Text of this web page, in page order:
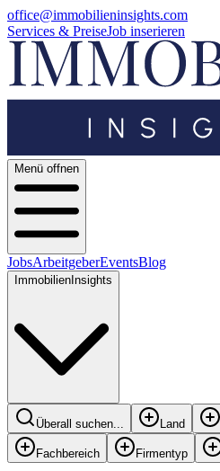
office@immobilieninsights.com
Services & PreiseJob inserieren
Menü offnen
JobsArbeitgeberEventsBlog
ImmobilienInsights
Überall suchen... Land
Fachbereich Firmentyp